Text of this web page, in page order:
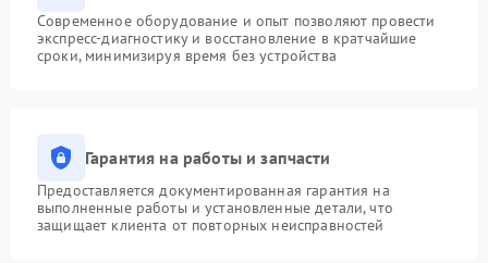
Современное оборудование и опыт позволяют провести
экспресс-диагностику и восстановление в кратчайшие
сроки, минимизируя время без устройства
Гарантия на работы и запчасти
Предоставляется документированная гарантия на
выполненные работы и установленные детали, что
защищает клиента от повторных неисправностей